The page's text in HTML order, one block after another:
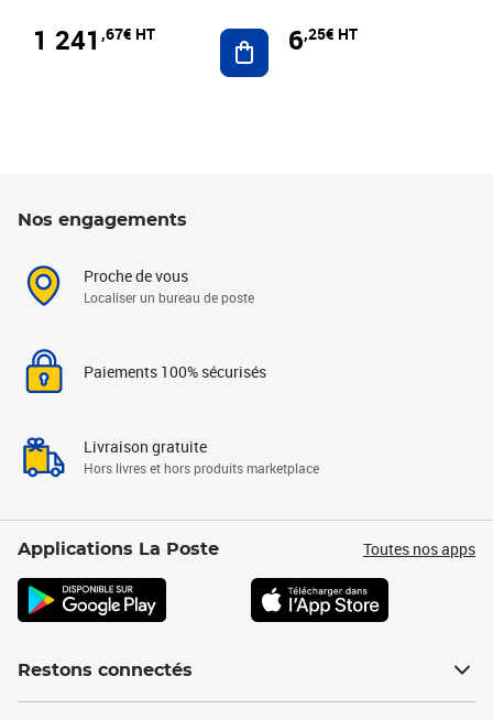
1 241 ,67€ HT Ajouter au panier
6,25€ HT
Nos engagements
Proche de vous
Localiser un bureau de poste
Paiements 100% sécurisés
Livraison gratuite
Hors livres et hors produits marketplace
Applications La Poste Toutes nos apps
Restons connectés